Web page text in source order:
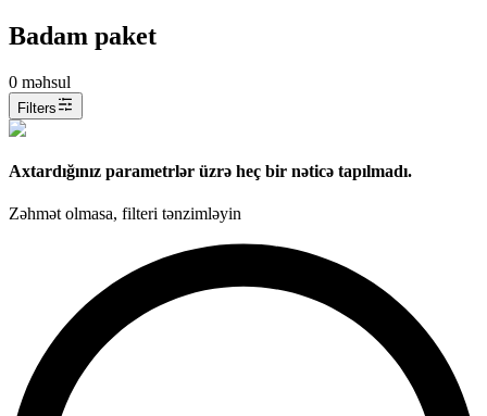
Badam paket
0 məhsul
Filters
Axtardığınız parametrlər üzrə heç bir nəticə tapılmadı.
Zəhmət olmasa, filteri tənzimləyin